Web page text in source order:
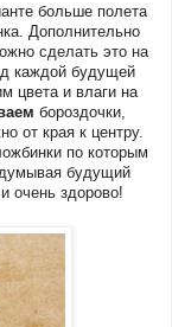
больше полета
Дополнительно
сделать это на
каждой будущей
цвета и влаги на
бороздочки,
от края к центру.
по которым
будущий
очень здорово!